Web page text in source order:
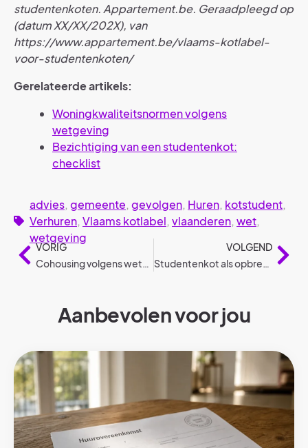
studentenkoten. Appartement.be. Geraadpleegd op
(datum XX/XX/202X), van
https://www.appartement.be/vlaams-kotlabel-
voor-studentenkoten/
Gerelateerde artikels:
Woningkwaliteitsnormen volgens
wetgeving
Bezichtiging van een studentenkot:
checklist
advies, gemeente, gevolgen, Huren, kotstudent,
Verhuren, Vlaams kotlabel, vlaanderen, wet,
wetgeving
VORIG
Cohousing volgens wetgeving
VOLGEND
Studentenkot als opbrengsteigendom volgens wetgeving
Aanbevolen voor jou